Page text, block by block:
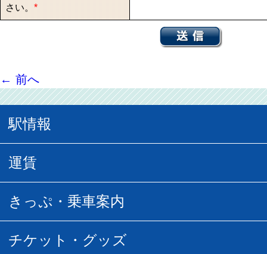
さい。*
← 前へ
駅情報
駅情報
所要時間
運賃
普通運賃
きっぷ・乗車案内
乗車券の種類
チケット・グッズ